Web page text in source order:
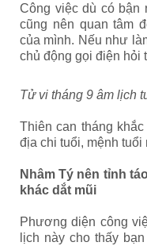
Công việc dù có bận
cũng nên quan tâm
của mình. Nếu như
chủ động gọi điện hỏi
Tử vi tháng 9 âm lịch
Thiên can tháng
địa chi tuổi, mệnh tuổi
Nhâm Tý nên tỉnh
khác dắt mũi
Phương diện công
lịch này cho thấy